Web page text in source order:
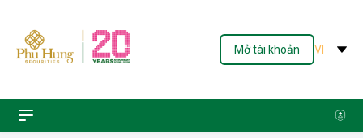
Mở tài khoản VI